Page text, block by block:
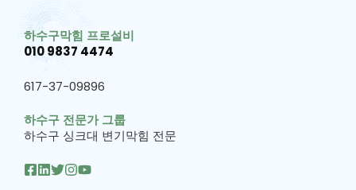
하수구막힘 프로설비
010 9837 4474
617-37-09896
하수구 전문가 그룹
하수구 싱크대 변기막힘 전문